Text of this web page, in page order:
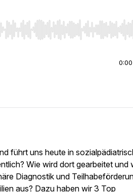
seek, Home/End to jump to start
0:00
führt uns heute in
Wie wird dort gearbeitet und
Diagnostik und
aus? Dazu haben wir 3 Top